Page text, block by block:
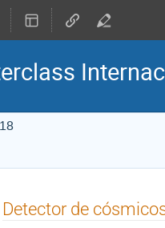
Detector de